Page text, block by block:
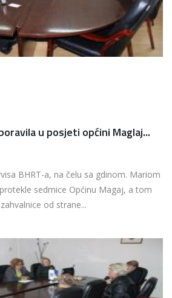
u posjeti općini Maglaj...
BHRT-a, na čelu sa gdinom. Mariom
sedmice Općinu Magaj, a tom
od strane...